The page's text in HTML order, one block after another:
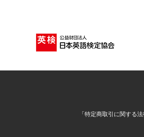
「特定商取引に関する